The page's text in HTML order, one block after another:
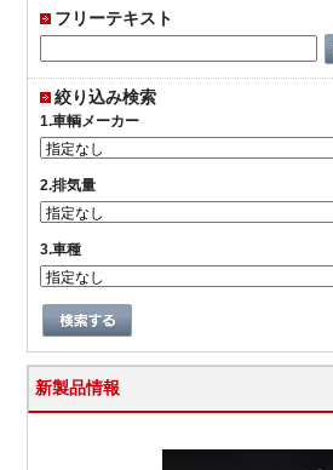
フリーテキスト
絞り込み検索
1.車輌メーカー
2.排気量
3.車種
新製品情報